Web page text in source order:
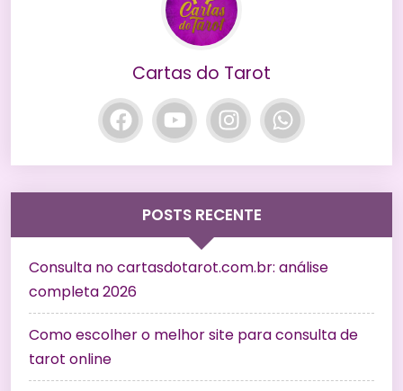
Cartas do Tarot
POSTS RECENTE
Consulta no cartasdotarot.com.br: análise
completa 2026
Como escolher o melhor site para consulta de
tarot online